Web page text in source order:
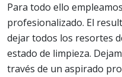
Para todo ello
profesionalizado. El
dejar todos los resortes
estado de limpieza.
través de un aspirado